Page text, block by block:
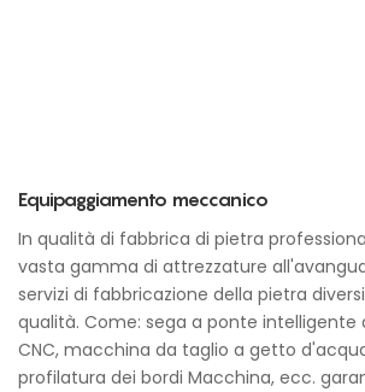
Equipaggiamento meccanico
In qualità di fabbrica di pietra
vasta gamma di attrezzature
servizi di fabbricazione della pietra
qualità. Come: sega a ponte intelligente
CNC, macchina da taglio a getto
profilatura dei bordi Macchina, ecc.